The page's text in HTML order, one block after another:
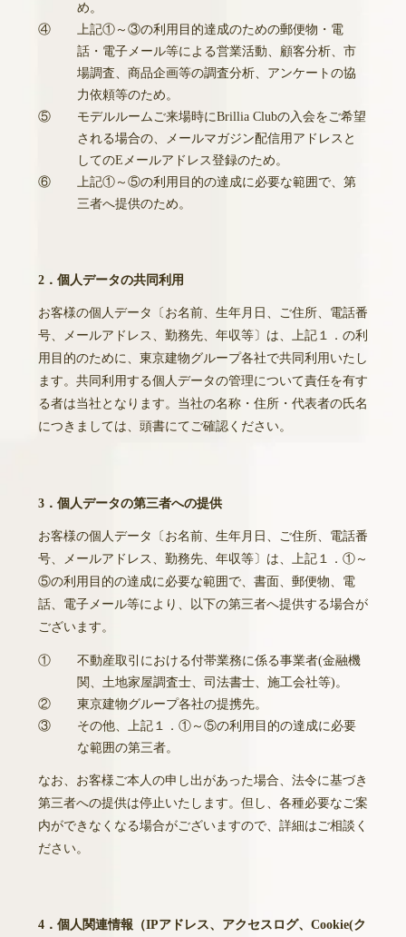
め。
④
上記①～③の利用目的達成のための郵便物・電
話・電子メール等による営業活動、顧客分析、市
場調査、商品企画等の調査分析、アンケートの協
力依頼等のため。
⑤
モデルルームご来場時にBrillia Clubの入会をご希望
される場合の、メールマガジン配信用アドレスと
してのEメールアドレス登録のため。
⑥
上記①～⑤の利用目的の達成に必要な範囲で、第
三者へ提供のため。
2．個人データの共同利用
お客様の個人データ〔お名前、生年月日、ご住所、電話番
号、メールアドレス、勤務先、年収等〕は、上記１．の利
用目的のために、東京建物グループ各社で共同利用いたし
ます。共同利用する個人データの管理について責任を有す
る者は当社となります。当社の名称・住所・代表者の氏名
につきましては、頭書にてご確認ください。
3．個人データの第三者への提供
お客様の個人データ〔お名前、生年月日、ご住所、電話番
号、メールアドレス、勤務先、年収等〕は、上記１．①～
⑤の利用目的の達成に必要な範囲で、書面、郵便物、電
話、電子メール等により、以下の第三者へ提供する場合が
ございます。
①
不動産取引における付帯業務に係る事業者(金融機
関、土地家屋調査士、司法書士、施工会社等)。
②
東京建物グループ各社の提携先。
③
その他、上記１．①～⑤の利用目的の達成に必要
な範囲の第三者。
なお、お客様ご本人の申し出があった場合、法令に基づき
第三者への提供は停止いたします。但し、各種必要なご案
内ができなくなる場合がございますので、詳細はご相談く
ださい。
4．個人関連情報（IPアドレス、アクセスログ、Cookie(ク